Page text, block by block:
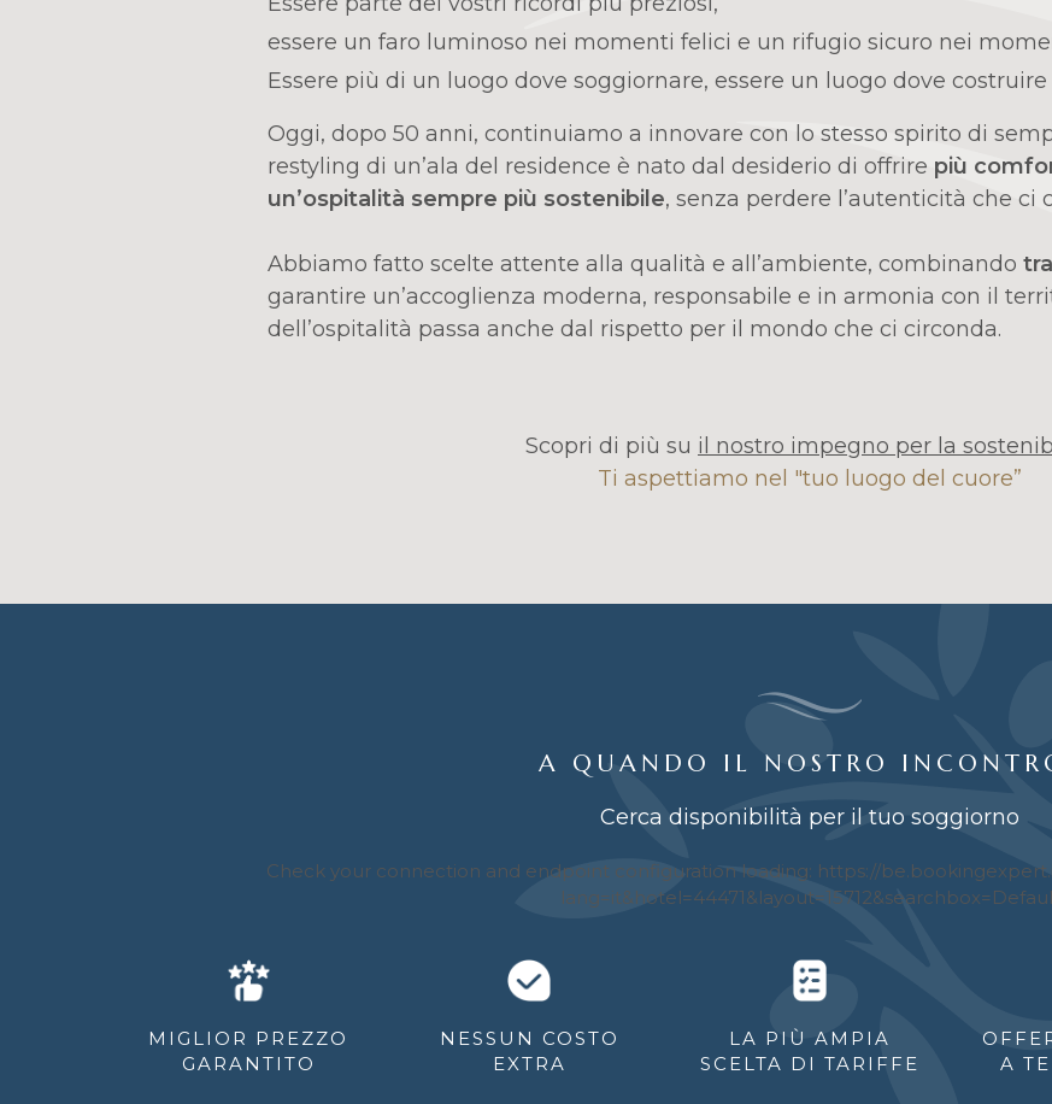
essere un faro luminoso nei momenti felici e un rifugio sicuro nei
Essere più di un luogo dove soggiornare, essere un luogo dove
Oggi, dopo 50 anni, continuiamo a innovare con lo stesso spirito di
restyling di un’ala del residence è nato dal desiderio di offrire più
un’ospitalità sempre più sostenibile, senza perdere l’autenticità che ci
Abbiamo fatto scelte attente alla qualità e all’ambiente, combinando
garantire un’accoglienza moderna, responsabile e in armonia con il
dell’ospitalità passa anche dal rispetto per il mondo che ci circonda.
Scopri di più su il nostro impegno per la
Ti aspettiamo nel "tuo luogo del cuore”
A QUANDO IL NOSTRO
Cerca disponibilità per il tuo soggiorno
MIGLIOR PREZZO
GARANTITO
NESSUN COSTO
EXTRA
LA PIÙ AMPIA
SCELTA DI TARIFFE
A